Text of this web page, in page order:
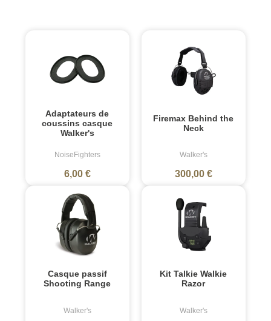
Adaptateurs de
coussins casque
Walker's
NoiseFighters
6,00 €
Firemax Behind the
Neck
Walker's
300,00 €
Casque passif
Shooting Range
Walker's
Kit Talkie Walkie
Razor
Walker's